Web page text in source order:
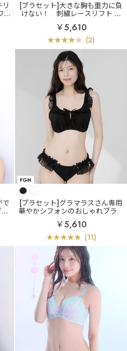
ー
[ブラセット]大きな胸も重力に負
けない！
刺繍レースリフト 脇
高 ブラジャー&ショーツ (FGHカ
ップ)
￥5,610
(2)
で
[ブラセット]グラマラスさん専用
華やかシフォンのおしゃれブラ
シフォンフリル 脇高 ブラジャー
&ショーツ (FGHカップ)
￥5,610
(11)